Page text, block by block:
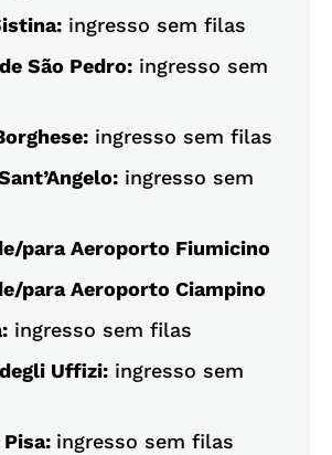
ingresso sem filas
São Pedro:ingresso sem
ingresso sem filas
ingresso sem
para Aeroporto Fiumicino
para Aeroporto Ciampino
ingresso sem filas
Uffizi:ingresso sem
ingresso sem filas